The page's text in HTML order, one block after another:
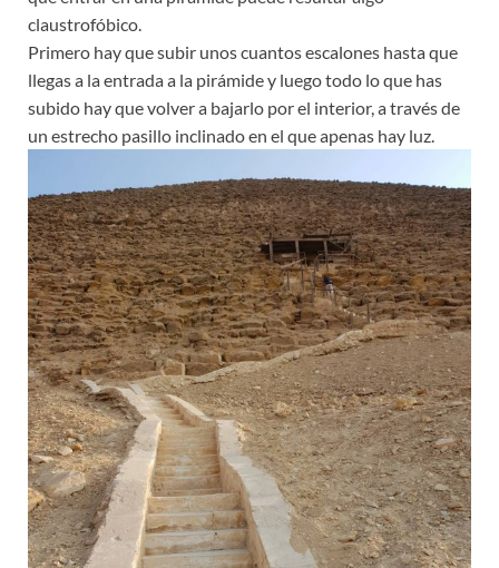
claustrofóbico.
Primero hay que subir unos cuantos escalones hasta que
llegas a la entrada a la pirámide y luego todo lo que has
subido hay que volver a bajarlo por el interior, a través de
un estrecho pasillo inclinado en el que apenas hay luz.